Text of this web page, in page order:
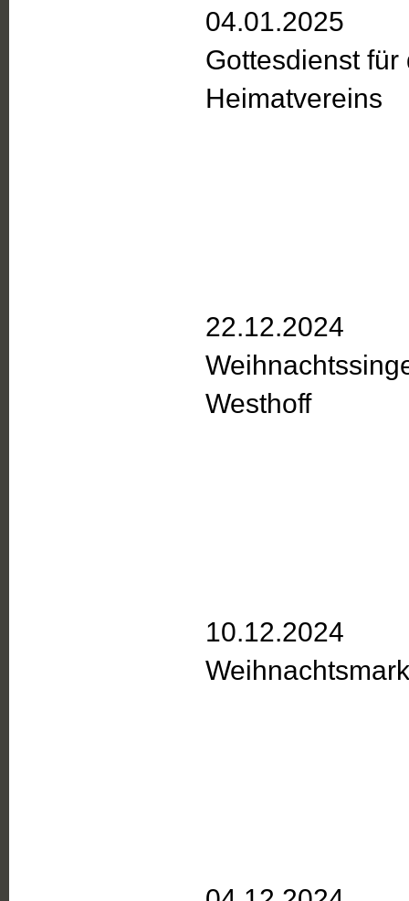
04.01.2025
Gottesdienst für
Heimatvereins
22.12.2024
Westhoff
10.12.2024